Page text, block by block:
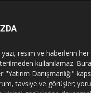
resim ve haberlerin her
kullanılamaz.
"Yatırım Danışmanlığı"
tavsiye ve görüşler;